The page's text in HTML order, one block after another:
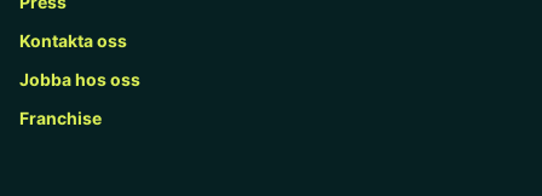
Kontakta oss
Jobba hos oss
Franchise